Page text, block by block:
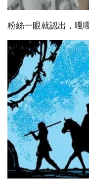
粉絲一眼就認出，嘎